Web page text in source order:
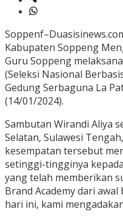
Kabupaten Soppeng
Guru Soppeng
(Seleksi Nasional
Gedung Serbaguna La
(14/01/2024).
Sambutan Wirandi Aliya
Selatan, Sulawesi
kesempatan tersebut
setinggi-tingginya
yang telah memberikan
Brand Academy dari
hari ini, kami